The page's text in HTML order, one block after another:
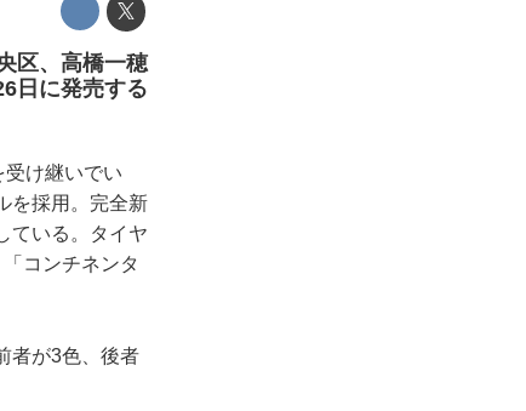
区、高橋一穂
日に発売する
け継いでい
を採用。完全新
ている。タイヤ
コンチネンタ
者が3色、後者